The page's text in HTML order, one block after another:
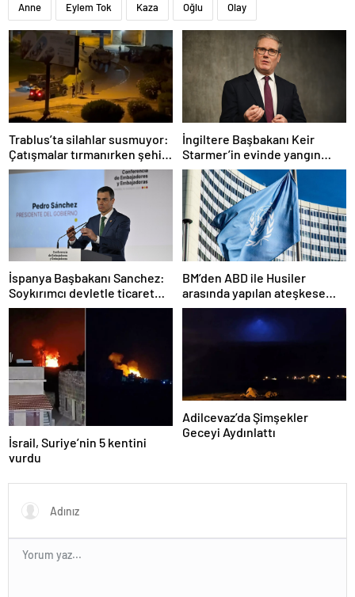
Anne Eylem Tok Kaza Oğlu Olay
Trablus’ta silahlar susmuyor:
Çatışmalar tırmanırken şehir
alarmda
İngiltere Başbakanı Keir
Starmer’in evinde yangın
çıktı
İspanya Başbakanı Sanchez:
Soykırımcı devletle ticaret
yapmayız
BM’den ABD ile Husiler
arasında yapılan ateşkese
ilişkin değerlendirme
İsrail, Suriye’nin 5 kentini
vurdu
Adilcevaz’da Şimşekler
Geceyi Aydınlattı